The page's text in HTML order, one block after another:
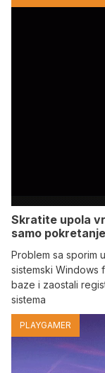
Skratite upola
samo
Problem sa sporim
sistemski Windows
baze i zaostali
sistema
PLAYGAMER